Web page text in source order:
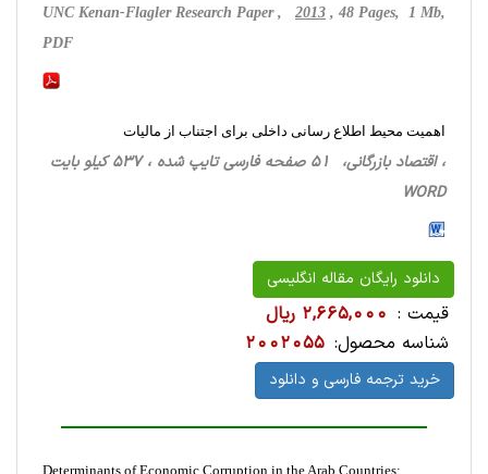
UNC Kenan-Flagler Research Paper , 2013 , 48 Pages, 1 Mb,
PDF
اهمیت محیط اطلاع رسانی داخلی برای اجتناب از مالیات
، اقتصاد بازرگانی، 51 صفحه فارسی تایپ شده ، 537 کیلو بایت
WORD
دانلود رایگان مقاله انگلیسی
قیمت : 2,665,000 ریال
شناسه محصول: 2002055
خرید ترجمه فارسی و دانلود
Determinants of Economic Corruption in the Arab Countries: